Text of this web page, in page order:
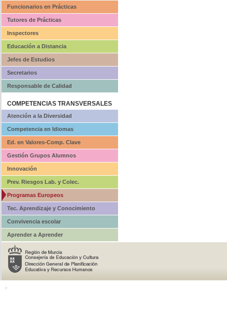
Funcionarios en Prácticas
Tutores de Prácticas
Inspectores
Educación a Distancia
Jefes de Estudios
Secretarios
Responsable de Calidad
COMPETENCIAS TRANSVERSALES
Atención a la Diversidad
Competencia en Idiomas
Ed. en Valores-Comp. Clave
Gestión Grupos Alumnos
Innovación
Prev. Riesgos Lab. y Colec.
Programas Europeos
Tec. Aprendizaje y Conocimiento
Convivencia escolar
Aprender a Aprender
o